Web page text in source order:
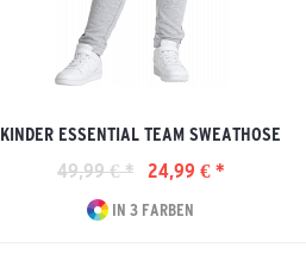
KINDER ESSENTIAL TEAM SWEATHOSE
49,99 € *
24,99 € *
IN 3 FARBEN